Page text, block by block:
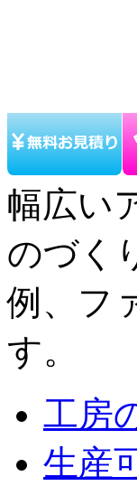
幅広い
のづく
例、フ
す。
工房
生産